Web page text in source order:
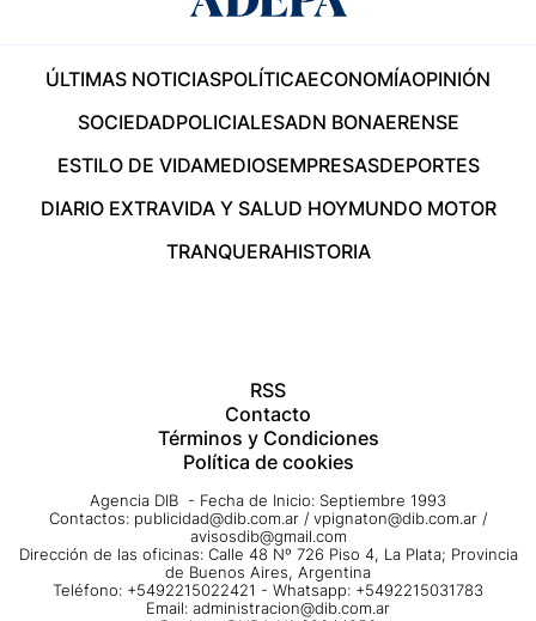
ÚLTIMAS NOTICIASPOLÍTICAECONOMÍAOPINIÓN
SOCIEDADPOLICIALESADN BONAERENSE
ESTILO DE VIDAMEDIOSEMPRESASDEPORTES
DIARIO EXTRAVIDA Y SALUD HOYMUNDO MOTOR
TRANQUERAHISTORIA
RSS
Contacto
Términos y Condiciones
Política de cookies
Agencia DIB - Fecha de Inicio: Septiembre 1993
Contactos: publicidad@dib.com.ar / vpignaton@dib.com.ar /
avisosdib@gmail.com
Dirección de las oficinas: Calle 48 Nº 726 Piso 4, La Plata; Provincia
de Buenos Aires, Argentina
Teléfono: +5492215022421 - Whatsapp: +5492215031783
Email: administracion@dib.com.ar